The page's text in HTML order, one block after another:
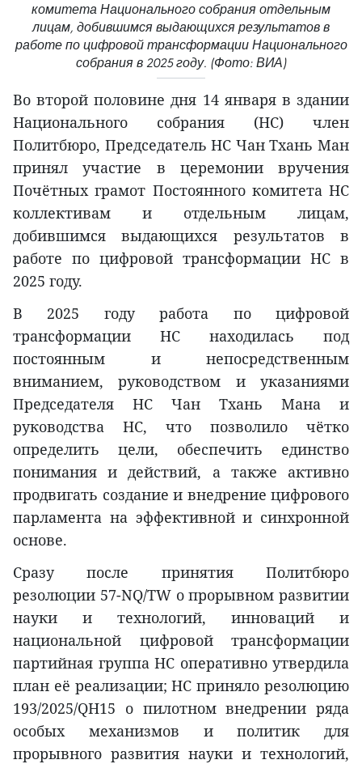
комитета Национального собрания отдельным
лицам, добившимся выдающихся результатов в
работе по цифровой трансформации Национального
собрания в 2025 году. (Фото: ВИА)
Во второй половине дня 14 января в здании
Национального собрания (НС) член
Политбюро, Председатель НС Чан Тхань Ман
принял участие в церемонии вручения
Почётных грамот Постоянного комитета НС
коллективам и отдельным лицам,
добившимся выдающихся результатов в
работе по цифровой трансформации НС в
2025 году.
В 2025 году работа по цифровой
трансформации НС находилась под
постоянным и непосредственным
вниманием, руководством и указаниями
Председателя НС Чан Тхань Мана и
руководства НС, что позволило чётко
определить цели, обеспечить единство
понимания и действий, а также активно
продвигать создание и внедрение цифрового
парламента на эффективной и синхронной
основе.
Сразу после принятия Политбюро
резолюции 57-NQ/TW о прорывном развитии
науки и технологий, инноваций и
национальной цифровой трансформации
партийная группа НС оперативно утвердила
план её реализации; НС приняло резолюцию
193/2025/QH15 о пилотном внедрении ряда
особых механизмов и политик для
прорывного развития науки и технологий,